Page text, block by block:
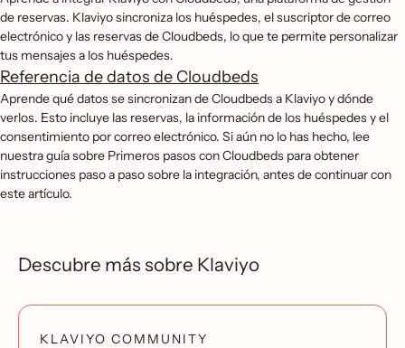
de reservas. Klaviyo sincroniza los huéspedes, el suscriptor de correo
electrónico y las reservas de Cloudbeds, lo que te permite personalizar
tus mensajes a los huéspedes.
Referencia de datos de Cloudbeds
Aprende qué datos se sincronizan de Cloudbeds a Klaviyo y dónde
verlos. Esto incluye las reservas, la información de los huéspedes y el
consentimiento por correo electrónico. Si aún no lo has hecho, lee
nuestra guía sobre Primeros pasos con Cloudbeds para obtener
instrucciones paso a paso sobre la integración, antes de continuar con
este artículo.
Descubre más sobre Klaviyo
KLAVIYO COMMUNITY